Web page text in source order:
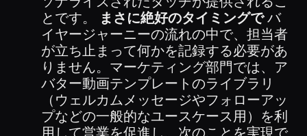
とです。
まさに絶好のタイミングでバ
イヤージャーニーの流れの中で、担当者
が立ち止まって何かを記録する必要があ
りません。マーケティング部門では、ア
バター動画テンプレートのライブラリ
（ウェルカムメッセージやフォローアッ
プなどの一般的なユースケース用）を利
用して営業を促進し、次のことを実現で